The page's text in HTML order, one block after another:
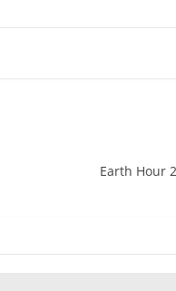
Earth Hour